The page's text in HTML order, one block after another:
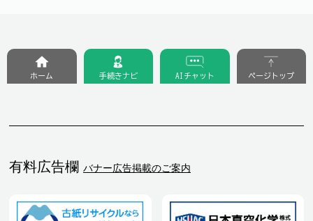
有料広告欄 バナー広告掲載のご案内
ホーム 手続きナビ AIチャット ページトップ